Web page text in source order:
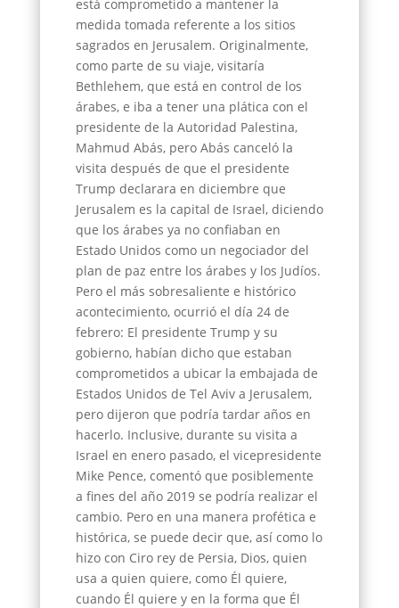
está comprometido a mantener la
medida tomada referente a los sitios
sagrados en Jerusalem. Originalmente,
como parte de su viaje, visitaría
Bethlehem, que está en control de los
árabes, e iba a tener una plática con el
presidente de la Autoridad Palestina,
Mahmud Abás, pero Abás canceló la
visita después de que el presidente
Trump declarara en diciembre que
Jerusalem es la capital de Israel, diciendo
que los árabes ya no confiaban en
Estado Unidos como un negociador del
plan de paz entre los árabes y los Judíos.
Pero el más sobresaliente e histórico
acontecimiento, ocurrió el día 24 de
febrero: El presidente Trump y su
gobierno, habían dicho que estaban
comprometidos a ubicar la embajada de
Estados Unidos de Tel Aviv a Jerusalem,
pero dijeron que podría tardar años en
hacerlo. Inclusive, durante su visita a
Israel en enero pasado, el vicepresidente
Mike Pence, comentó que posiblemente
a fines del año 2019 se podría realizar el
cambio. Pero en una manera profética e
histórica, se puede decir que, así como lo
hizo con Ciro rey de Persia, Dios, quien
usa a quien quiere, como Él quiere,
cuando Él quiere y en la forma que Él